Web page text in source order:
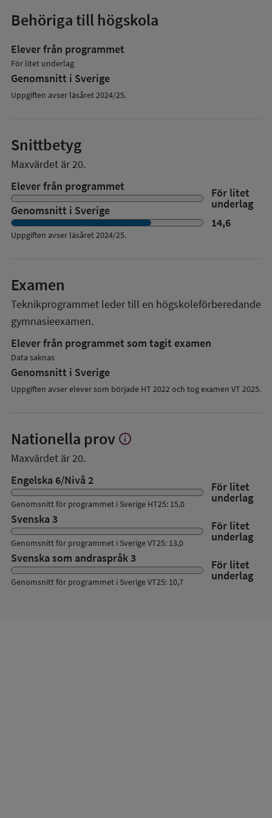
Behöriga till högskola
Elever från programmet
För litet underlag
Genomsnitt i Sverige
Uppgiften avser läsåret 2024/25.
Snittbetyg
Maxvärdet är 20.
Elever från programmet
För litet
underlag
Genomsnitt i Sverige
14,6
Uppgiften avser läsåret2024/25.
Examen
Teknikprogrammet leder till en högskoleförberedande
gymnasieexamen.
Elever från programmet som tagit examen
Data saknas
Genomsnitt i Sverige
Uppgiften avser elever som började HT 2022 och tog examen VT 2025.
Nationella prov Visa
prov
info
Maxvärdet är 20.
Engelska 6/Nivå 2
För litet
underlag
Genomsnitt för programmet i Sverige HT25: 15,0
Svenska 3 För litet
underlag
Genomsnitt för programmet i Sverige VT25: 13,0
Svenska som andraspråk 3 För litet
underlag
Genomsnitt för programmet i Sverige VT25: 10,7